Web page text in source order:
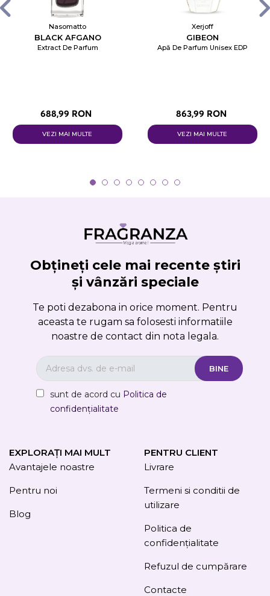
Nasomatto
BLACK AFGANO
Extract De Parfum
688,99 RON
VEZI MAI MULTE
Xerjoff
GIBEON
Apă De Parfum Unisex EDP
863,99 RON
VEZI MAI MULTE
Obțineți cele mai recente știri
și vânzări speciale
Te poti dezabona in orice moment. Pentru
aceasta te rugam sa folosesti informatiile
noastre de contact din nota legala.
sunt de acord cu Politica de
confidențialitate
EXPLORAȚI MAI MULT
Avantajele noastre
Pentru noi
Blog
PENTRU CLIENT
Livrare
Termeni si conditii de
utilizare
Politica de
confidențialitate
Refuzul de cumpărare
Contacte